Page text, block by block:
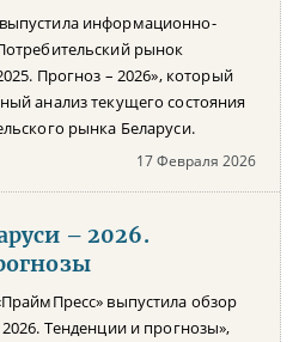
информационно-
рынок
Прогноз – 2026», который
анализ текущего состояния
рынка Беларуси.
17 Февраля 2026
– 2026.
выпустила обзор
Тенденции и прогнозы»,